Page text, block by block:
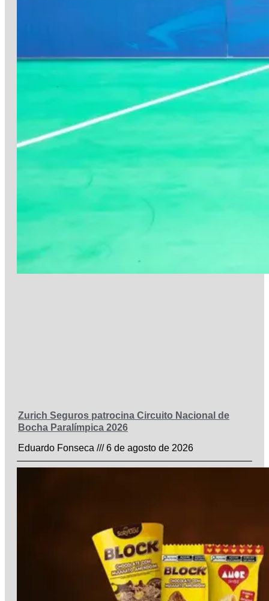
Zurich Seguros patrocina Circuito Nacional de
Bocha Paralímpica 2026
Eduardo Fonseca
6 de agosto de 2026